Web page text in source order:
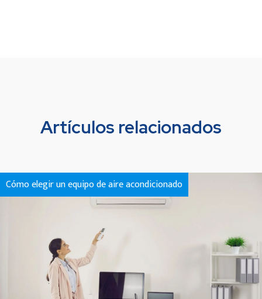
Artículos relacionados
Cómo elegir un equipo de aire acondicionado